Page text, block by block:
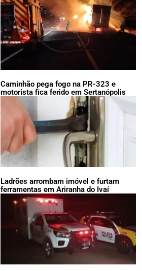
Caminhão pega fogo na PR-323 e
motorista fica ferido em Sertanópolis
Ladrões arrombam imóvel e furtam
ferramentas em Ariranha do Ivaí